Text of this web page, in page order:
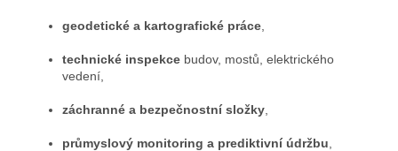
geodetické a kartografické práce
technické inspekce budov, mostů, elektrického
vedení,
záchranné a bezpečnostní složky
průmyslový monitoring a prediktivní údržbu